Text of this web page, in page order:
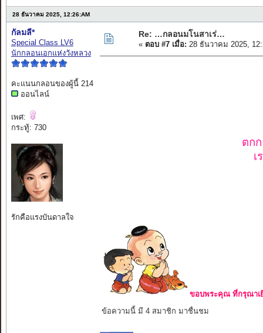
28 ธันวาคม 2025, 12:26:AM
กัลมลี*
Special Class LV6
นักกลอนเอกแห่งวังหลวง
คะแนนกลอนของผู้นี้ 214
ออนไลน์
เพศ:
กระทู้: 730
รักคือแรงบันดาลใจ
Re: …กลอนมโนสาเร่…
« ตอบ #7 เมื่อ: 28 ธันวาคม 2025,
ตก
เ
ขอบพระคุณ ที่กรุณาเ
ข้อความนี้ มี 4 สมาชิก มาชื่นชม